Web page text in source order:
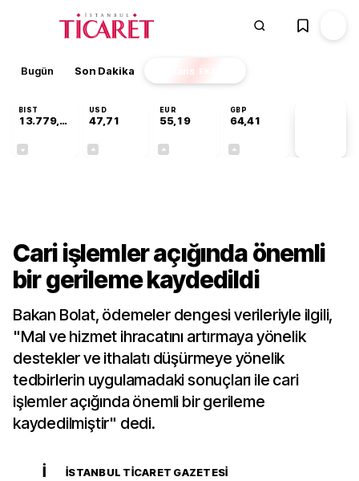
Bugün Son Dakika Finans EKSTRA
BIST
13.779,39
USD
47,71
EUR
55,19
GBP
64,41
Cari işlemler açığında önemli
bir gerileme kaydedildi
Bakan Bolat, ödemeler dengesi verileriyle ilgili,
"Mal ve hizmet ihracatını artırmaya yönelik
destekler ve ithalatı düşürmeye yönelik
tedbirlerin uygulamadaki sonuçları ile cari
işlemler açığında önemli bir gerileme
kaydedilmiştir" dedi.
İ İSTANBUL TICARET GAZETESI